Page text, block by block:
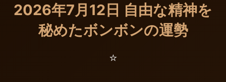
2026年7月12日 自由な精神を
秘めたボンボンの運勢
⭐️